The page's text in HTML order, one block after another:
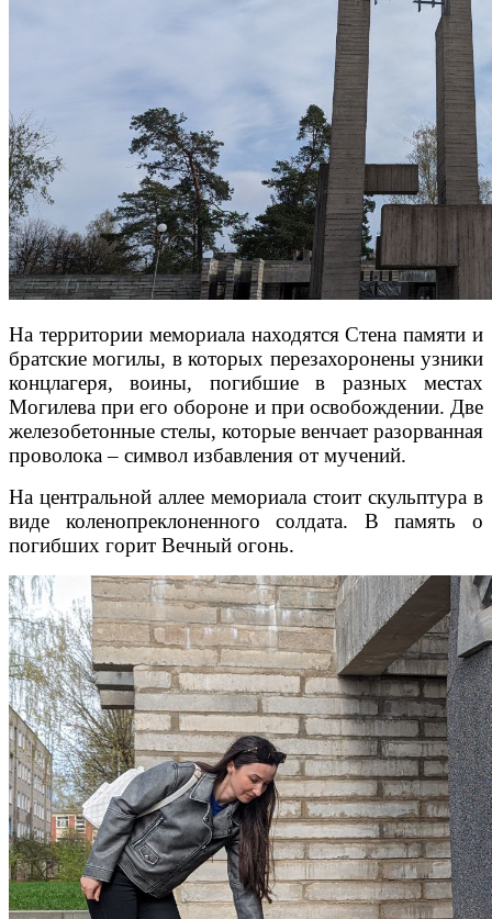
На территории мемориала находятся Стена памяти и
братские могилы, в которых перезахоронены узники
концлагеря, воины, погибшие в разных местах
Могилева при его обороне и при освобождении. Две
железобетонные стелы, которые венчает разорванная
проволока – символ избавления от мучений.
На центральной аллее мемориала стоит скульптура в
виде коленопреклоненного солдата. В память о
погибших горит Вечный огонь.